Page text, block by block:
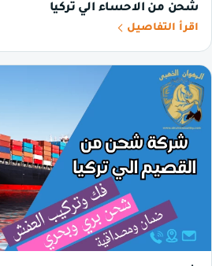
شحن من الاحساء الي تركيا
اقرأ التفاصيل